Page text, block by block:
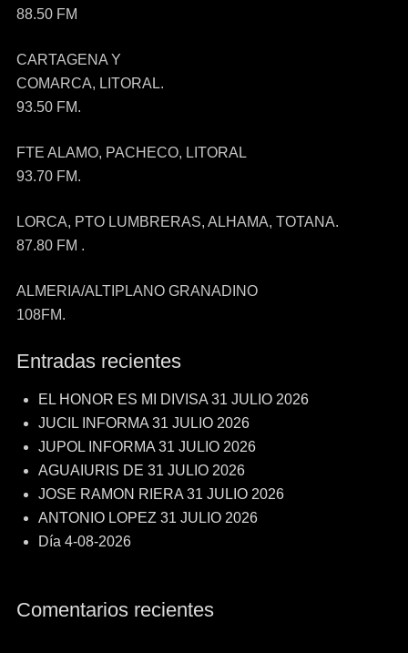
88.50 FM
CARTAGENA Y
COMARCA, LITORAL.
93.50 FM.
FTE ALAMO, PACHECO, LITORAL
93.70 FM.
LORCA, PTO LUMBRERAS, ALHAMA, TOTANA.
87.80 FM .
ALMERIA/ALTIPLANO GRANADINO
108FM.
Entradas recientes
EL HONOR ES MI DIVISA 31 JULIO 2026
JUCIL INFORMA 31 JULIO 2026
JUPOL INFORMA 31 JULIO 2026
AGUAIURIS DE 31 JULIO 2026
JOSE RAMON RIERA 31 JULIO 2026
ANTONIO LOPEZ 31 JULIO 2026
Día 4-08-2026
Comentarios recientes